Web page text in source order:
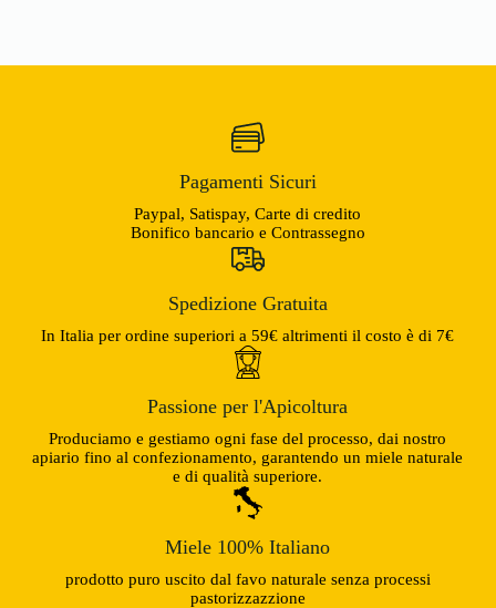
Pagamenti Sicuri
Paypal, Satispay, Carte di credito
Bonifico bancario e Contrassegno
Spedizione Gratuita
In Italia per ordine superiori a 59€ altrimenti il costo è di 7€
Passione per l'Apicoltura
Produciamo e gestiamo ogni fase del processo, dai nostro
apiario fino al confezionamento, garantendo un miele naturale
e di qualità superiore.
Miele 100% Italiano
prodotto puro uscito dal favo naturale senza processi
pastorizzazzione